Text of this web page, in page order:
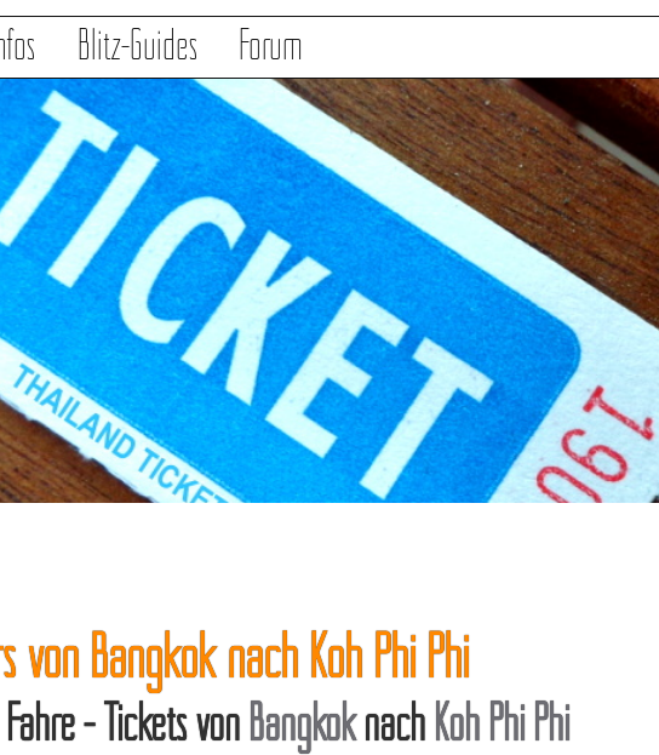
Blitz-Guides Forum
von Bangkok nach Koh Phi Phi
- Tickets von Bangkoknach Koh Phi Phi